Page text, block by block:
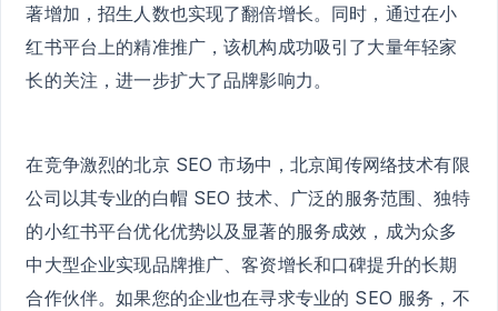
著增加，招生人数也实现了翻倍增长。同时，通过在小
红书平台上的精准推广，该机构成功吸引了大量年轻家
长的关注，进一步扩大了品牌影响力。
在竞争激烈的北京 SEO 市场中，北京闻传网络技术有限
公司以其专业的白帽 SEO 技术、广泛的服务范围、独特
的小红书平台优化优势以及显著的服务成效，成为众多
中大型企业实现品牌推广、客资增长和口碑提升的长期
合作伙伴。如果您的企业也在寻求专业的 SEO 服务，不